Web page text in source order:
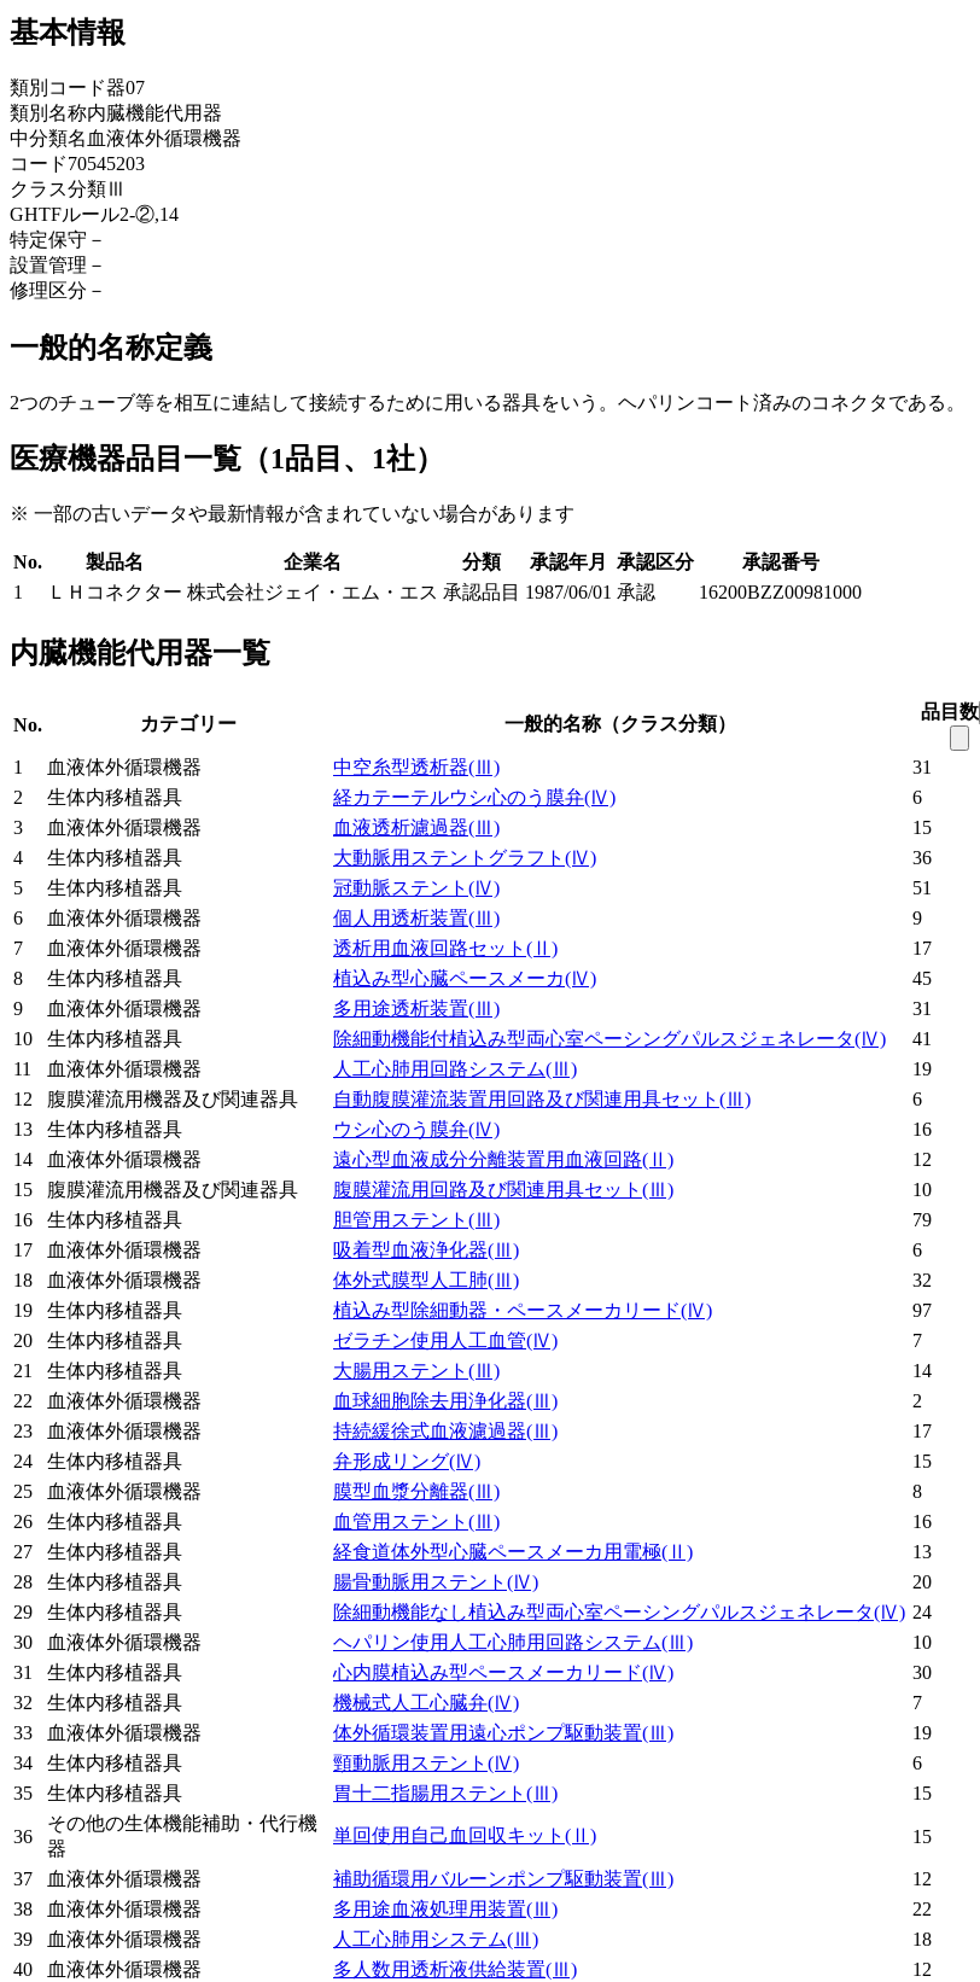
基本情報
類別コード器07
類別名称内臓機能代用器
中分類名 血液体外循環機器
コード70545203
クラス分類Ⅲ
GHTFルール2-②,14
特定保守 －
設置管理 －
修理区分 －
一般的名称定義
2つのチューブ等を相互に連結して接続するために用いる器具をいう。ヘパリンコート済みのコネクタである。
医療機器品目一覧（1品目、1社）
※ 一部の古いデータや最新情報が含まれていない場合があります
No. 製品名 企業名 分類 承認年月 承認区分
承認番号
1
ＬＨコネクター 株式会社ジェイ・エム・エス 承認品目 1987/06/01 承認 16200BZZ00981000
内臓機能代用器一覧
No. カテゴリー 一般的名称（クラス分類）
品目数
1 血液体外循環機器 中空糸型透析器(Ⅲ) 31
2
生体内移植器具 経カテーテルウシ心のう膜弁(Ⅳ) 6
3
血液体外循環機器 血液透析濾過器(Ⅲ) 15
4
生体内移植器具 大動脈用ステントグラフト (Ⅳ) 36
5
生体内移植器具 冠動脈ステント (Ⅳ) 51
6
血液体外循環機器 個人用透析装置(Ⅲ) 9
7
血液体外循環機器 透析用血液回路セット (Ⅱ) 17
8
生体内移植器具 植込み型心臓ペースメーカ(Ⅳ) 45
9
血液体外循環機器 多用途透析装置(Ⅲ) 31
10
生体内移植器具 除細動機能付植込み型両心室ペーシングパルスジェネレータ(Ⅳ) 41
11
血液体外循環機器 人工心肺用回路システム(Ⅲ) 19
12
腹膜灌流用機器及び関連器具 自動腹膜灌流装置用回路及び関連用具セット (Ⅲ) 6
13
生体内移植器具 ウシ心のう膜弁(Ⅳ) 16
14
血液体外循環機器 遠心型血液成分分離装置用血液回路(Ⅱ) 12
15
腹膜灌流用機器及び関連器具 腹膜灌流用回路及び関連用具セット (Ⅲ) 10
16
生体内移植器具 胆管用ステント (Ⅲ) 79
17
血液体外循環機器 吸着型血液浄化器(Ⅲ) 6
18
血液体外循環機器 体外式膜型人工肺(Ⅲ) 32
19
生体内移植器具 植込み型除細動器・ペースメーカリード(Ⅳ) 97
20
生体内移植器具 ゼラチン使用人工血管(Ⅳ) 7
21
生体内移植器具 大腸用ステント (Ⅲ) 14
22
血液体外循環機器 血球細胞除去用浄化器(Ⅲ) 2
23
血液体外循環機器 持続緩徐式血液濾過器(Ⅲ) 17
24
生体内移植器具 弁形成リング(Ⅳ) 15
25
血液体外循環機器 膜型血漿分離器(Ⅲ) 8
26
生体内移植器具 血管用ステント (Ⅲ) 16
27
生体内移植器具 経食道体外型心臓ペースメーカ用電極(Ⅱ) 13
28
生体内移植器具 腸骨動脈用ステント (Ⅳ) 20
29
生体内移植器具 除細動機能なし植込み型両心室ペーシングパルスジェネレータ(Ⅳ) 24
30
血液体外循環機器 ヘパリン使用人工心肺用回路システム(Ⅲ) 10
31
生体内移植器具 心内膜植込み型ペースメーカリード(Ⅳ) 30
32
生体内移植器具 機械式人工心臓弁(Ⅳ) 7
33
血液体外循環機器 体外循環装置用遠心ポンプ駆動装置(Ⅲ) 19
34
生体内移植器具 頸動脈用ステント (Ⅳ) 6
35
生体内移植器具 胃十二指腸用ステント (Ⅲ) 15
36
その他の生体機能補助・代行機
器
単回使用自己血回収キット (Ⅱ) 15
37 血液体外循環機器 補助循環用バルーンポンプ駆動装置(Ⅲ) 12
38
血液体外循環機器 多用途血液処理用装置(Ⅲ) 22
39
血液体外循環機器 人工心肺用システム(Ⅲ) 18
40
血液体外循環機器 多人数用透析液供給装置(Ⅲ) 12